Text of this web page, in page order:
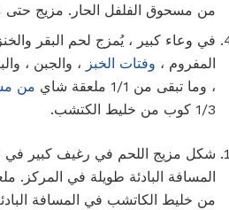
من مسحوق الفلفل الحار. مزيج حتى
في وعاء كبير ، يُمزج لحم البقر
المفروم ، وفتات الخبز ، والجبن ،
، وما تبقى من 1/1 ملعقة شاي
من
1/3 كوب من خليط الكتشب.
شكل مزيج اللحم في رغيف كبير في
من خليط الكاتشب في المسافة